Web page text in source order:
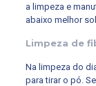
a limpeza e
abaixo melhor
Limpeza de
Na limpeza do
para tirar o pó.